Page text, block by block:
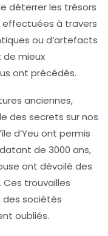
déterrer les trésors
effectuées à travers
ou d’artefacts
mieux
ont précédés.
anciennes,
des secrets sur nos
île d’Yeu ont permis
de 3000 ans,
ont dévoilé des
Ces trouvailles
des sociétés
oubliés.